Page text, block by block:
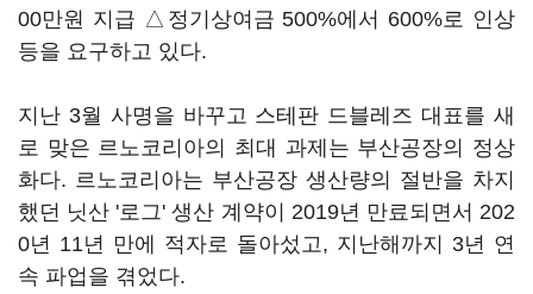
00만원 지급 △정기상여금 500%에서 600%로 인상
등을 요구하고 있다.
지난 3월 사명을 바꾸고 스테판 드블레즈 대표를 새
로 맞은 르노코리아의 최대 과제는 부산공장의 정상
화다. 르노코리아는 부산공장 생산량의 절반을 차지
했던 닛산 '로그' 생산 계약이 2019년 만료되면서 202
0년 11년 만에 적자로 돌아섰고, 지난해까지 3년 연
속 파업을 겪었다.